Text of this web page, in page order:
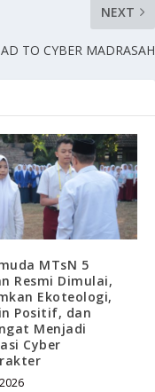
NEXT
TO CYBER MADRASAH
MTsN 5
Resmi Dimulai,
Ekoteologi,
Positif, dan
Menjadi
Cyber